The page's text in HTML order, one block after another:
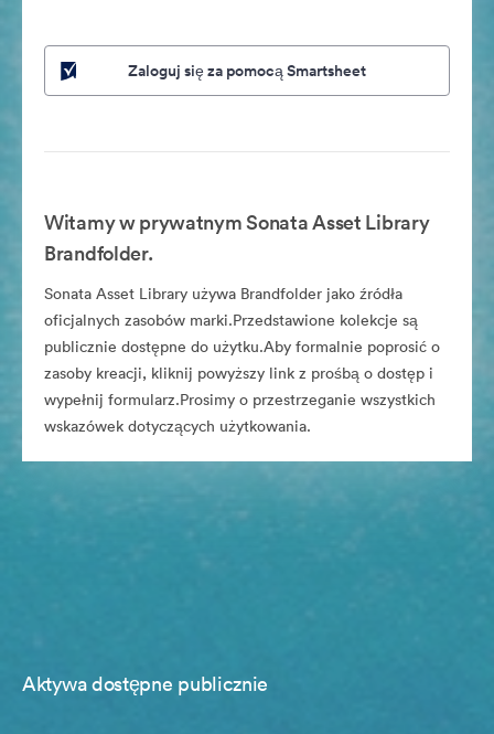
Zaloguj się za pomocą Smartsheet
Witamy w prywatnym Sonata Asset Library
Brandfolder.
Sonata Asset Library używa Brandfolder jako źródła
oficjalnych zasobów marki.Przedstawione kolekcje są
publicznie dostępne do użytku.Aby formalnie poprosić o
zasoby kreacji, kliknij powyższy link z prośbą o dostęp i
wypełnij formularz.Prosimy o przestrzeganie wszystkich
wskazówek dotyczących użytkowania.
Aktywa dostępne publicznie